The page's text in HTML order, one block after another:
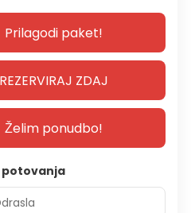
Prilagodi paket!
REZERVIRAJ ZDAJ
Želim ponudbo!
potovanja